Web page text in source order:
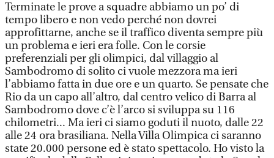
Terminate le prove a squadre abbiamo un po’ di
tempo libero e non vedo perché non dovrei
approfittarne, anche se il traffico diventa sempre più
un problema e ieri era folle. Con le corsie
preferenziali per gli olimpici, dal villaggio al
Sambodromo di solito ci vuole mezzora ma ieri
l’abbiamo fatta in due ore e un quarto. Se pensate che
Rio da un capo all’altro, dal centro velico di Barra al
Sambodromo dove c’è l’arco si sviluppa su 116
chilometri... Ma ieri ci siamo goduti il nuoto, dalle 22
alle 24 ora brasiliana. Nella Villa Olimpica ci saranno
state 20.000 persone ed è stato spettacolo. Ho visto la